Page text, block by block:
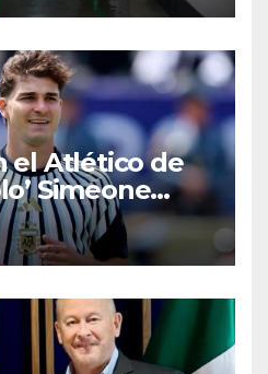
el Atlético de
Simeone
sobre
Álvarez